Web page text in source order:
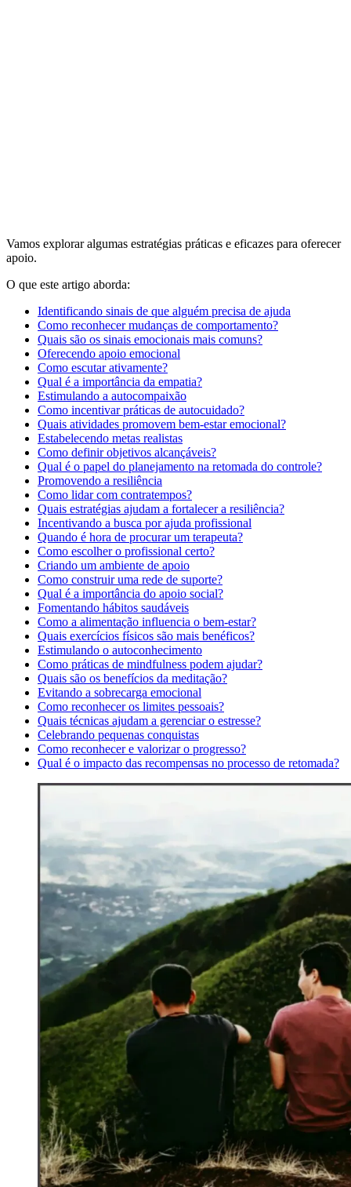
Vamos explorar algumas estratégias práticas e eficazes para oferecer
apoio.
O que este artigo aborda:
Identificando sinais de que alguém precisa de ajuda
Como reconhecer mudanças de comportamento?
Quais são os sinais emocionais mais comuns?
Oferecendo apoio emocional
Como escutar ativamente?
Qual é a importância da empatia?
Estimulando a autocompaixão
Como incentivar práticas de autocuidado?
Quais atividades promovem bem-estar emocional?
Estabelecendo metas realistas
Como definir objetivos alcançáveis?
Qual é o papel do planejamento na retomada do controle?
Promovendo a resiliência
Como lidar com contratempos?
Quais estratégias ajudam a fortalecer a resiliência?
Incentivando a busca por ajuda profissional
Quando é hora de procurar um terapeuta?
Como escolher o profissional certo?
Criando um ambiente de apoio
Como construir uma rede de suporte?
Qual é a importância do apoio social?
Fomentando hábitos saudáveis
Como a alimentação influencia o bem-estar?
Quais exercícios físicos são mais benéficos?
Estimulando o autoconhecimento
Como práticas de mindfulness podem ajudar?
Quais são os benefícios da meditação?
Evitando a sobrecarga emocional
Como reconhecer os limites pessoais?
Quais técnicas ajudam a gerenciar o estresse?
Celebrando pequenas conquistas
Como reconhecer e valorizar o progresso?
Qual é o impacto das recompensas no processo de retomada?